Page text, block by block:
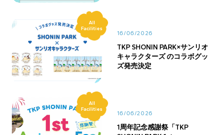
All
Facilities
16/06/2026
TKP SHONIN PARK×サンリオ
キャラクターズ のコラボグッ
ズ発売決定
All
Facilities
16/06/2026
1周年記念感謝祭「TKP